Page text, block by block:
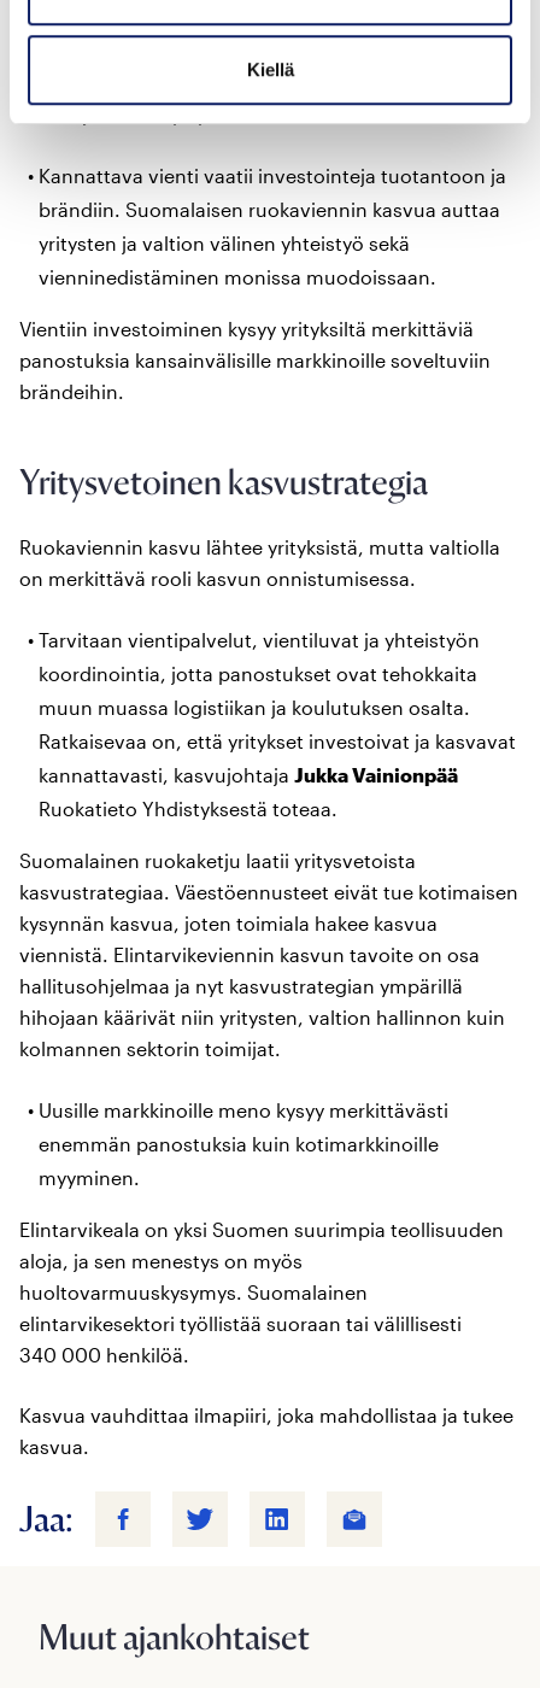
Kiellä
Ruokaviennin kärki on Elli Siltalan mukaan tarjota
tarpeisiin sekä innovatiivisia ja hyvänmakuisia tuotteita
kuluttajien ruokapöytiin.
Kannattava vienti vaatii investointeja tuotantoon ja
brändiin. Suomalaisen ruokaviennin kasvua auttaa
yritysten ja valtion välinen yhteistyö sekä
vienninedistäminen monissa muodoissaan.
Vientiin investoiminen kysyy yrityksiltä merkittäviä
panostuksia kansainvälisille markkinoille soveltuviin
brändeihin.
Yritysvetoinen kasvustrategia
Ruokaviennin kasvu lähtee yrityksistä, mutta valtiolla
on merkittävä rooli kasvun onnistumisessa.
Tarvitaan vientipalvelut, vientiluvat ja yhteistyön
koordinointia, jotta panostukset ovat tehokkaita
muun muassa logistiikan ja koulutuksen osalta.
Ratkaisevaa on, että yritykset investoivat ja kasvavat
kannattavasti, kasvujohtaja Jukka Vainionpää
Ruokatieto Yhdistyksestä toteaa.
Suomalainen ruokaketju laatii yritysvetoista
kasvustrategiaa. Väestöennusteet eivät tue kotimaisen
kysynnän kasvua, joten toimiala hakee kasvua
viennistä. Elintarvikeviennin kasvun tavoite on osa
hallitusohjelmaa ja nyt kasvustrategian ympärillä
hihojaan käärivät niin yritysten, valtion hallinnon kuin
kolmannen sektorin toimijat.
Uusille markkinoille meno kysyy merkittävästi
enemmän panostuksia kuin kotimarkkinoille
myyminen.
Elintarvikeala on yksi Suomen suurimpia teollisuuden
aloja, ja sen menestys on myös
huoltovarmuuskysymys. Suomalainen
elintarvikesektori työllistää suoraan tai välillisesti
340 000 henkilöä.
Kasvua vauhdittaa ilmapiiri, joka mahdollistaa ja tukee
kasvua.
Jaa:
Muut ajankohtaiset